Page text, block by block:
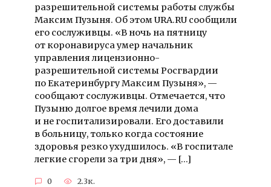
разрешительной системы работы службы
Максим Пузыня. Об этом URA.RU сообщили
его сослуживцы. «В ночь на пятницу
от коронавируса умер начальник
управления лицензионно-
разрешительной системы Росгвардии
по Екатеринбургу Максим Пузыня», —
сообщают сослуживцы. Отмечается, что
Пузыню долгое время лечили дома
и не госпитализировали. Его доставили
в больницу, только когда состояние
здоровья резко ухудшилось. «В госпитале
легкие сгорели за три дня», — […]
0 2.3к.